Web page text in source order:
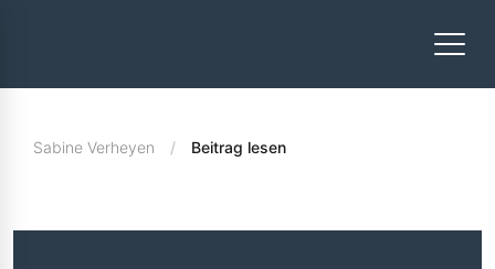
Sabine Verheyen Beitrag lesen